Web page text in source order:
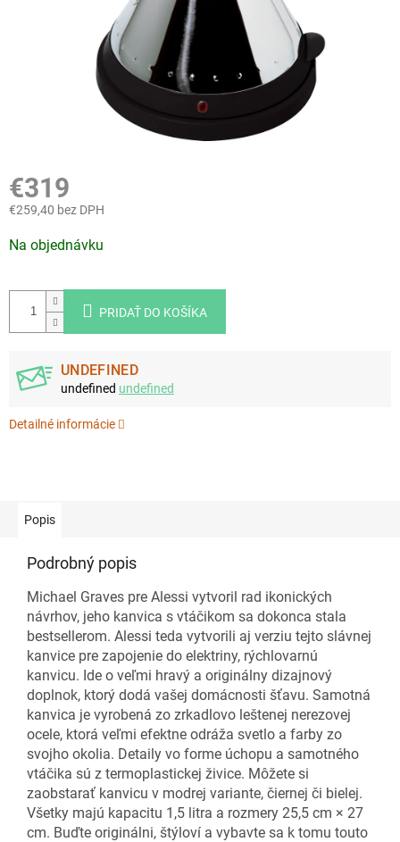
€319
€259,40 bez DPH
cena:
Na objednávku
PRIDAŤ DO KOŠÍKA
UNDEFINED
undefined undefined
Detailné informácie
Popis
Podrobný popis
Michael Graves pre Alessi vytvoril rad ikonických
návrhov, jeho kanvica s vtáčikom sa dokonca stala
bestsellerom. Alessi teda vytvorili aj verziu tejto slávnej
kanvice pre zapojenie do elektriny, rýchlovarnú
kanvicu. Ide o veľmi hravý a originálny dizajnový
doplnok, ktorý dodá vašej domácnosti šťavu. Samotná
kanvica je vyrobená zo zrkadlovo leštenej nerezovej
ocele, ktorá veľmi efektne odráža svetlo a farby zo
svojho okolia. Detaily vo forme úchopu a samotného
vtáčika sú z termoplastickej živice. Môžete si
zaobstarať kanvicu v modrej variante, čiernej či bielej.
Všetky majú kapacitu 1,5 litra a rozmery 25,5 cm × 27
cm. Buďte originálni, štýloví a vybavte sa k tomu touto